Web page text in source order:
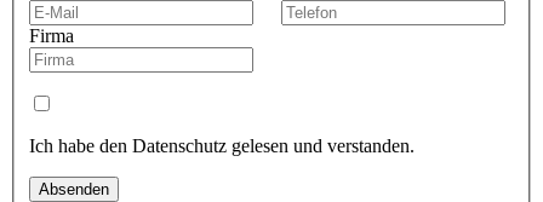
Firma
Ich habe den Datenschutz gelesen und verstanden.
Absenden